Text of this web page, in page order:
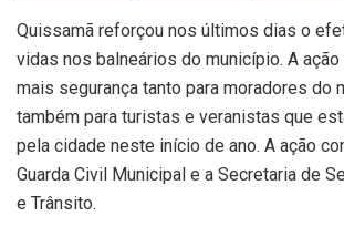
Quissamã reforçou nos últimos dias o
vidas nos balneários do município. A
mais segurança tanto para moradores do
também para turistas e veranistas que
pela cidade neste início de ano. A ação
Guarda Civil Municipal e a Secretaria de
e Trânsito.